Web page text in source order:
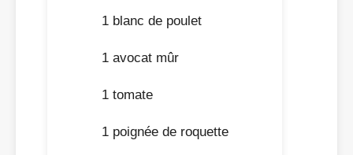
1 blanc de poulet
1 avocat mûr
1 tomate
1 poignée de roquette